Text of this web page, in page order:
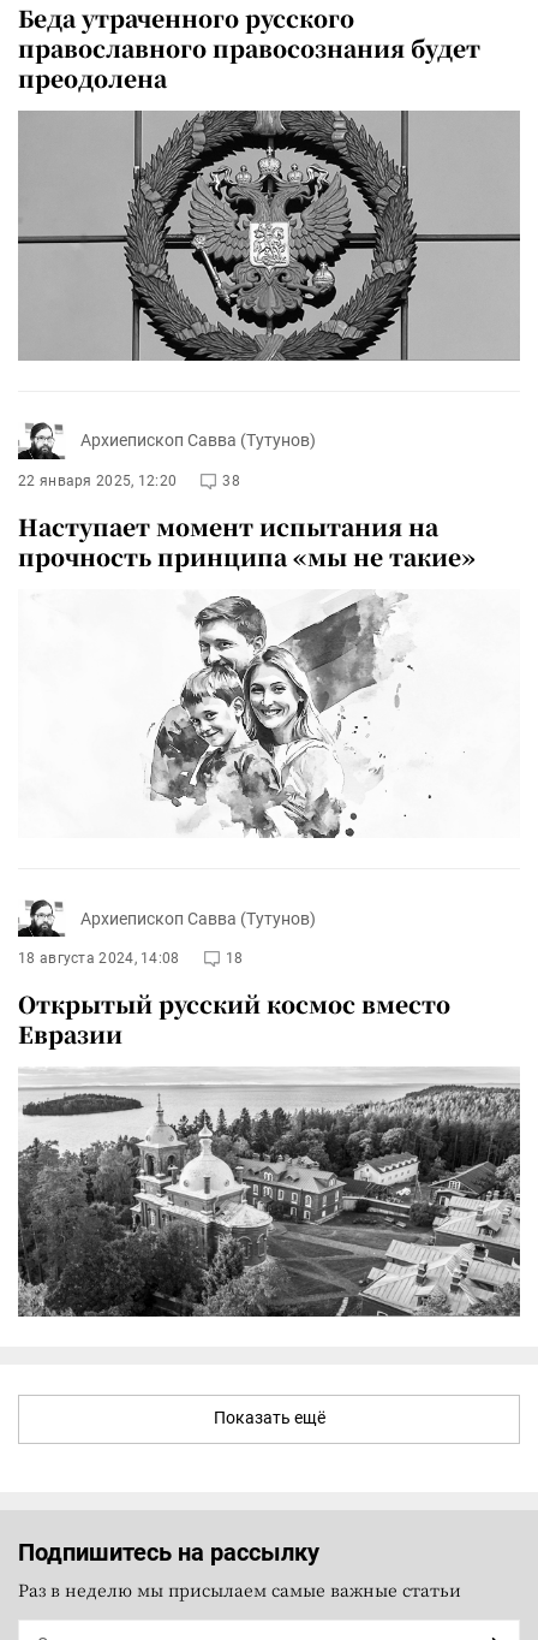
Беда утраченного русского
православного правосознания будет
преодолена
Архиепископ Савва (Тутунов)
22 января 2025, 12:20 38
Наступает момент испытания на
прочность принципа «мы не такие»
Архиепископ Савва (Тутунов)
18 августа 2024, 14:08 18
Открытый русский космос вместо
Евразии
Показать ещё
Подпишитесь на рассылку
Раз в неделю мы присылаем самые важные статьи